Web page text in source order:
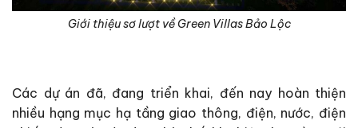
Giới thiệu sơ lượt về Green Villas Bảo Lộc
Các dự án đã, đang triển khai, đến nay hoàn thiện
nhiều hạng mục hạ tầng giao thông, điện, nước, điện